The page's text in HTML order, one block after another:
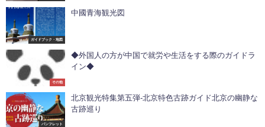
ガイドブック・地図
中國青海観光図
その他
◆外国人の方が中国で就労や生活をする際のガイドラ
イン◆
パンフレット
北京観光特集第五弾-北京特色古跡ガイド北京の幽静な
古跡巡り